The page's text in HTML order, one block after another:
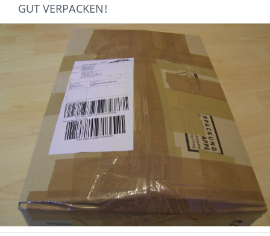
GUT VERPACKEN!